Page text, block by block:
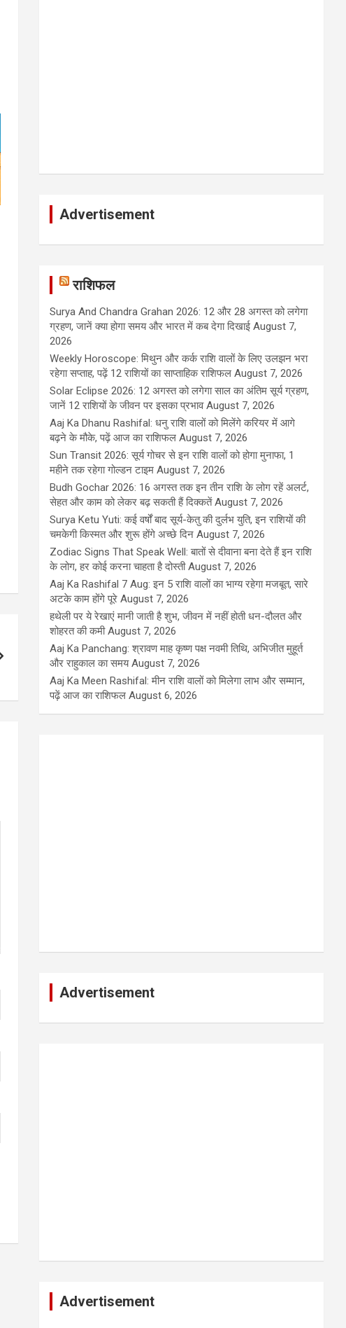
Advertisement
राशिफल
Surya And Chandra Grahan 2026: 12 और 28 अगस्त को लगेगा
ग्रहण, जानें क्या होगा समय और भारत में कब देगा दिखाई August 7,
2026
Weekly Horoscope: मिथुन और कर्क राशि वालों के लिए उलझन भरा
रहेगा सप्ताह, पढ़ें 12 राशियों का साप्ताहिक राशिफल August 7, 2026
Solar Eclipse 2026: 12 अगस्त को लगेगा साल का अंतिम सूर्य ग्रहण,
जानें 12 राशियों के जीवन पर इसका प्रभाव August 7, 2026
Aaj Ka Dhanu Rashifal: धनु राशि वालों को मिलेंगे करियर में आगे
बढ़ने के मौके, पढ़ें आज का राशिफल August 7, 2026
Sun Transit 2026: सूर्य गोचर से इन राशि वालों को होगा मुनाफा, 1
महीने तक रहेगा गोल्डन टाइम August 7, 2026
Budh Gochar 2026: 16 अगस्त तक इन तीन राशि के लोग रहें अलर्ट,
सेहत और काम को लेकर बढ़ सकती हैं दिक्कतें August 7, 2026
Surya Ketu Yuti: कई वर्षों बाद सूर्य-केतु की दुर्लभ युति, इन राशियों की
चमकेगी किस्मत और शुरू होंगे अच्छे दिन August 7, 2026
Zodiac Signs That Speak Well: बातों से दीवाना बना देते हैं इन राशि
के लोग, हर कोई करना चाहता है दोस्ती August 7, 2026
Aaj Ka Rashifal 7 Aug: इन 5 राशि वालों का भाग्य रहेगा मजबूत, सारे
अटके काम होंगे पूरे August 7, 2026
हथेली पर ये रेखाएं मानी जाती है शुभ, जीवन में नहीं होती धन-दौलत और
शोहरत की कमी August 7, 2026
Aaj Ka Panchang: श्रावण माह कृष्ण पक्ष नवमी तिथि, अभिजीत मुहूर्त
और राहुकाल का समय August 7, 2026
Aaj Ka Meen Rashifal: मीन राशि वालों को मिलेगा लाभ और सम्मान,
पढ़ें आज का राशिफल August 6, 2026
Advertisement
Advertisement